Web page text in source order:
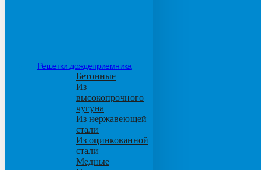
Решетки дождеприемника
Бетонные
Из
высокопрочного
чугуна
Из нержавеющей
стали
Из оцинкованной
стали
Медные